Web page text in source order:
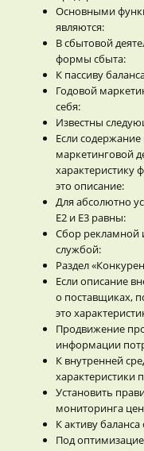
Основными
являются:
В сбытовой
формы сбыта:
К пассиву
Годовой
себя:
Известны
Если
маркетинговой
характеристику
это описание:
Для абсолютно
Е2 и Е3 равны:
Сбор рекламной
службой:
Раздел
Если описание
о поставщиках,
это
Продвижение
информации
К внутренней
характеристики
Установить
мониторинга
К активу
Под